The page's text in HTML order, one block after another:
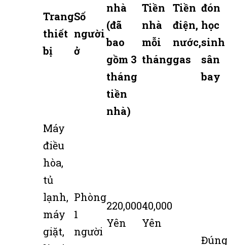
Trang
thiết
bị
Số
người
ở
nhà
(đã
bao
gồm 3
tháng
tiền
nhà)
Tiền
nhà
mỗi
tháng
Tiền
điện,
nước,
gas
đón
học
sinh
sân
bay
Máy
điều
hòa,
tủ
lạnh,
máy
giặt,
Phòng
1
người
220,000
Yên
40,000
Yên
Đúng